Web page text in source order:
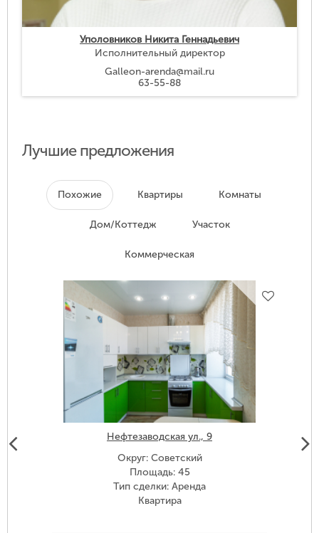
Уполовников Никита Геннадьевич
Исполнительный директор
Galleon-arenda@mail.ru
63-55-88
Лучшие предложения
Похожие Квартиры Комнаты
Дом/Коттедж Участок
Коммерческая
Нефтезаводская ул., 9
Округ: Советский
Площадь: 45
Тип сделки: Аренда
Квартира